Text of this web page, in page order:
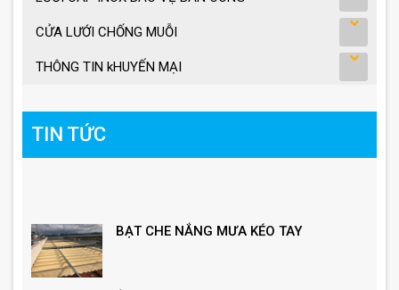
CỬA LƯỚI CHỐNG MUỖI
THÔNG TIN kHUYẾN MẠI
TIN TỨC